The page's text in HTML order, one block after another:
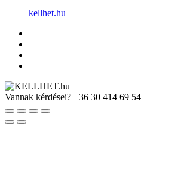
kellhet.hu
Vannak kérdései? +36 30 414 69 54